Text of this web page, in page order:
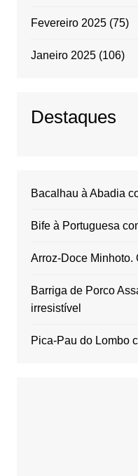
Fevereiro 2025(75)
Janeiro 2025(106)
Destaques
Bacalhau à Abadia
Bife à Portuguesa
Arroz-Doce Minhoto.
Barriga de Porco
irresistível
Pica-Pau do Lombo